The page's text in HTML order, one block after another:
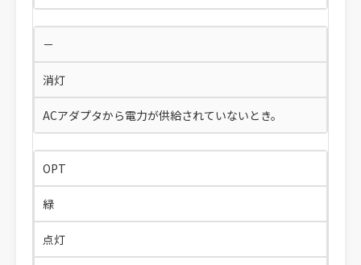
－
消灯
ACアダプタから電力が供給されていないとき。
OPT
緑
点灯